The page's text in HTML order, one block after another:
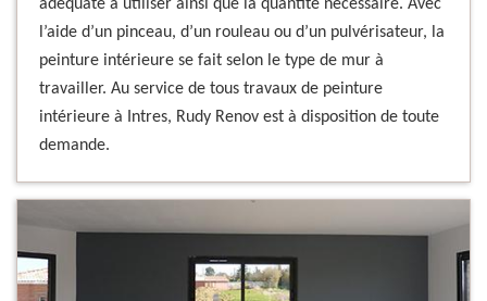
adéquate à utiliser ainsi que la quantité nécessaire. Avec
l’aide d’un pinceau, d’un rouleau ou d’un pulvérisateur, la
peinture intérieure se fait selon le type de mur à
travailler. Au service de tous travaux de peinture
intérieure à Intres, Rudy Renov est à disposition de toute
demande.